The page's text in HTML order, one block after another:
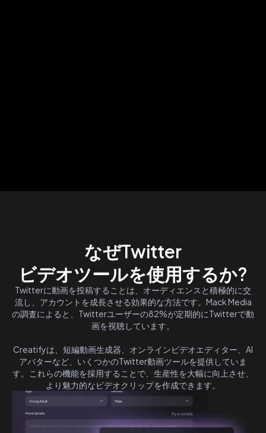
なぜTwitter
ビデオツールを使用するか?
Twitterに動画を投稿することは、オーディエンスと積極的に交
流し、アカウントを成長させる効果的な方法です。Mack Media
の調査によると、Twitterユーザーの82%が定期的にTwitterで動
画を視聴しています。
Creatifyは、短編動画生成器、オンラインビデオエディター、AI
アバターなど、いくつかのTwitter動画ツールを提供していま
す。これらの機能を採用することで、生産性を大幅に向上させ、
より魅力的なビデオクリップを作成できます。